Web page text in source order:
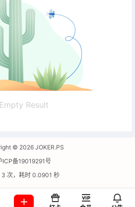
Empty Result
© 2026 JOKER.PS
ICP备19019291号
3 次，耗时 0.0901 秒